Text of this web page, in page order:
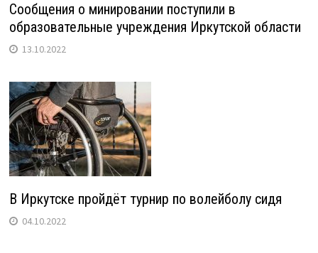
Сообщения о минировании поступили в
образовательные учреждения Иркутской области
13.10.2022
В Иркутске пройдёт турнир по волейболу сидя
04.10.2022